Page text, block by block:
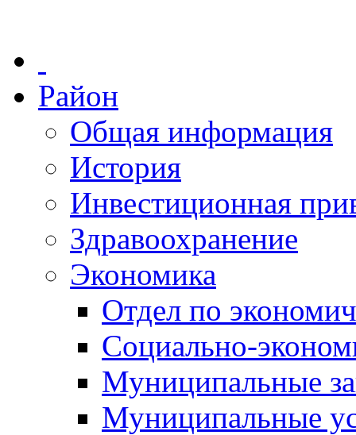
Район
Общая информация
История
Инвестиционная
Здравоохранение
Экономика
Отдел по
Социально-
Муниципальные
Муниципальные